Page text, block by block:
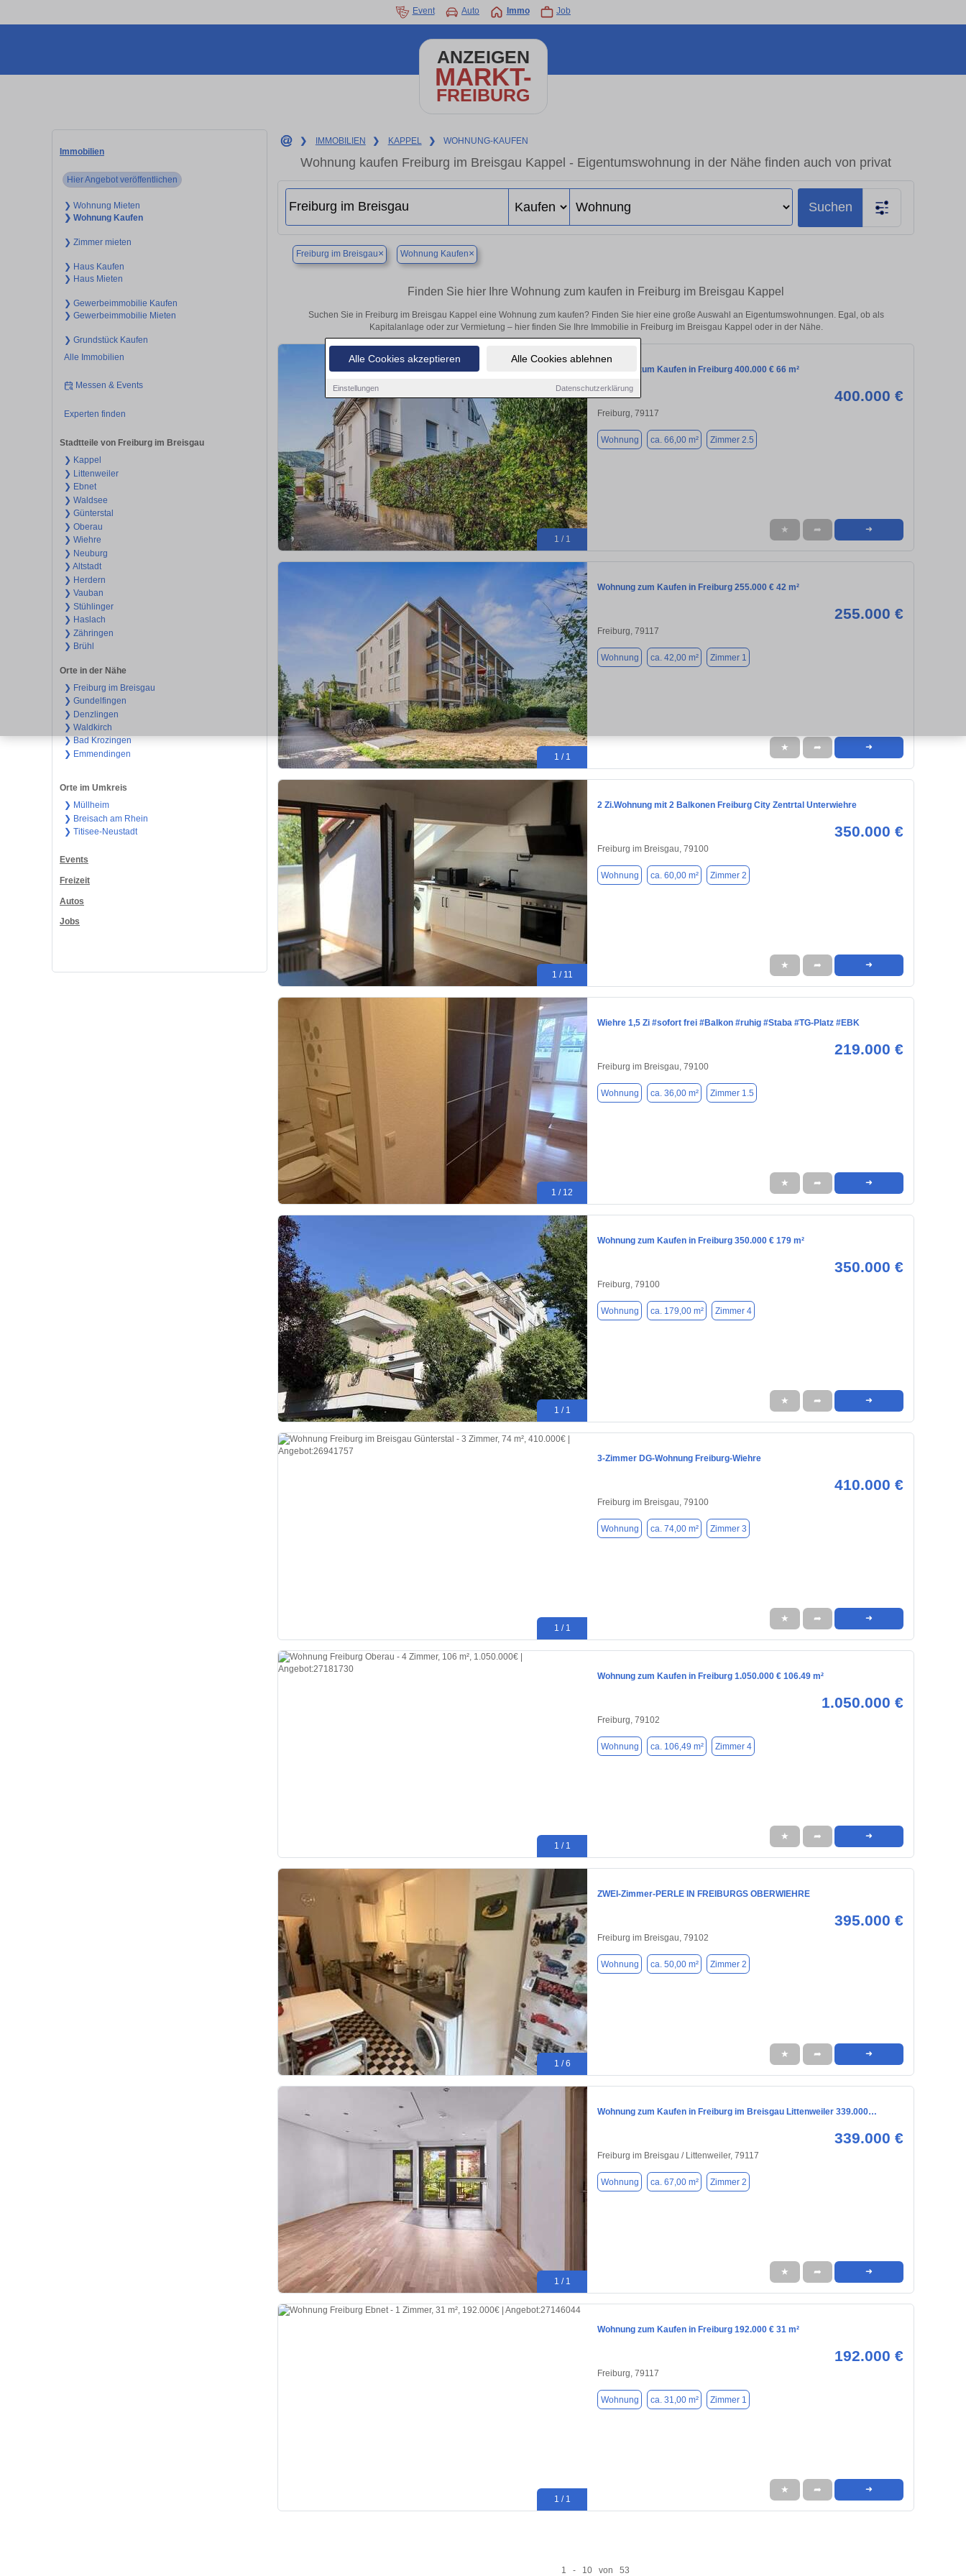
Alle Cookies akzeptieren Alle Cookies ablehnen
Einstellungen Datenschutzerklärung
Event Auto Immo Job
ANZEIGEN
MARKT-
FREIBURG
Immobilien
Hier Angebot veröffentlichen
❯ Wohnung Mieten
❯ Wohnung Kaufen
❯ Zimmer mieten
❯ Haus Kaufen
❯ Haus Mieten
❯ Gewerbeimmobilie Kaufen
❯ Gewerbeimmobilie Mieten
❯ Grundstück Kaufen
Alle Immobilien
Messen & Events
Experten finden
Stadtteile von Freiburg im Breisgau
❯ Kappel
❯ Littenweiler
❯ Ebnet
❯ Waldsee
❯ Günterstal
❯ Oberau
❯ Wiehre
❯ Neuburg
❯ Altstadt
❯ Herdern
❯ Vauban
❯ Stühlinger
❯ Haslach
❯ Zähringen
❯ Brühl
Orte in der Nähe
❯ Freiburg im Breisgau
❯ Gundelfingen
❯ Denzlingen
❯ Waldkirch
❯ Bad Krozingen
❯ Emmendingen
Orte im Umkreis
❯ Müllheim
❯ Breisach am Rhein
❯ Titisee-Neustadt
Events
Freizeit
Autos
Jobs
❯ IMMOBILIEN ❯ KAPPEL ❯ WOHNUNG-KAUFEN
Wohnung kaufen Freiburg im Breisgau Kappel - Eigentumswohnung in der Nähe finden auch von privat
Suchen
Freiburg im Breisgau× Wohnung Kaufen×
Finden Sie hier Ihre Wohnung zum kaufen in Freiburg im Breisgau Kappel
Suchen Sie in Freiburg im Breisgau Kappel eine Wohnung zum kaufen? Finden Sie hier eine große Auswahl an Eigentumswohnungen. Egal, ob als
Kapitalanlage oder zur Vermietung – hier finden Sie Ihre Immobilie in Freiburg im Breisgau Kappel oder in der Nähe.
1 / 1
Wohnung zum Kaufen in Freiburg 400.000 € 66 m²
400.000 €
Freiburg, 79117
Wohnung ca. 66,00 m² Zimmer 2.5
★ ➦ ➜
1 / 1
Wohnung zum Kaufen in Freiburg 255.000 € 42 m²
255.000 €
Freiburg, 79117
Wohnung ca. 42,00 m² Zimmer 1
★ ➦ ➜
1 / 11
2 Zi.Wohnung mit 2 Balkonen Freiburg City Zentrtal Unterwiehre
350.000 €
Freiburg im Breisgau, 79100
Wohnung ca. 60,00 m² Zimmer 2
★ ➦ ➜
1 / 12
Wiehre 1,5 Zi #sofort frei #Balkon #ruhig #Staba #TG-Platz #EBK
219.000 €
Freiburg im Breisgau, 79100
Wohnung ca. 36,00 m² Zimmer 1.5
★ ➦ ➜
1 / 1
Wohnung zum Kaufen in Freiburg 350.000 € 179 m²
350.000 €
Freiburg, 79100
Wohnung ca. 179,00 m² Zimmer 4
★ ➦ ➜
1 / 1
3-Zimmer DG-Wohnung Freiburg-Wiehre
410.000 €
Freiburg im Breisgau, 79100
Wohnung ca. 74,00 m² Zimmer 3
★ ➦ ➜
1 / 1
Wohnung zum Kaufen in Freiburg 1.050.000 € 106.49 m²
1.050.000 €
Freiburg, 79102
Wohnung ca. 106,49 m² Zimmer 4
★ ➦ ➜
1 / 6
ZWEI-Zimmer-PERLE IN FREIBURGS OBERWIEHRE
395.000 €
Freiburg im Breisgau, 79102
Wohnung ca. 50,00 m² Zimmer 2
★ ➦ ➜
1 / 1
Wohnung zum Kaufen in Freiburg im Breisgau Littenweiler 339.000…
339.000 €
Freiburg im Breisgau / Littenweiler, 79117
Wohnung ca. 67,00 m² Zimmer 2
★ ➦ ➜
1 / 1
Wohnung zum Kaufen in Freiburg 192.000 € 31 m²
192.000 €
Freiburg, 79117
Wohnung ca. 31,00 m² Zimmer 1
★ ➦ ➜
1 - 10 von 53